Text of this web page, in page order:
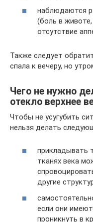
наблюдаются
(боль в
отсутствие
Также следует
спала к вечеру, но
Чего не нужно
отекло верхнее
Чтобы не усугубить
нельзя делать
прикладывать
тканях века
другие
если они
проникнуть в